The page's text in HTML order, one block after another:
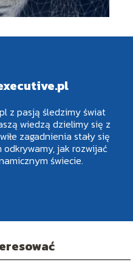
z pasją śledzimy świat
wiedzą dzielimy się z
zagadnienia stały się
odkrywamy, jak rozwijać
świecie.